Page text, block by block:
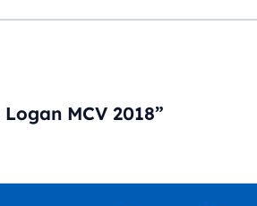
MCV 2018”